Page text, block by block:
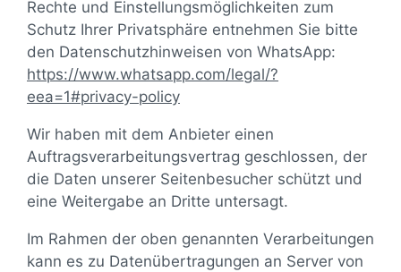
Rechte und Einstellungsmöglichkeiten zum
Schutz Ihrer Privatsphäre entnehmen Sie bitte
den Datenschutzhinweisen von WhatsApp:
https://www.whatsapp.com/legal/?
eea=1#privacy-policy
Wir haben mit dem Anbieter einen
Auftragsverarbeitungsvertrag geschlossen, der
die Daten unserer Seitenbesucher schützt und
eine Weitergabe an Dritte untersagt.
Im Rahmen der oben genannten Verarbeitungen
kann es zu Datenübertragungen an Server von